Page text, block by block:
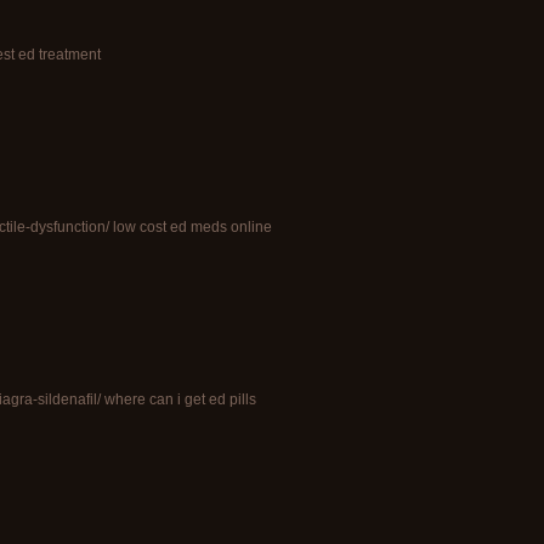
ed treatment
dysfunction/ low cost ed meds online
sildenafil/ where can i get ed pills